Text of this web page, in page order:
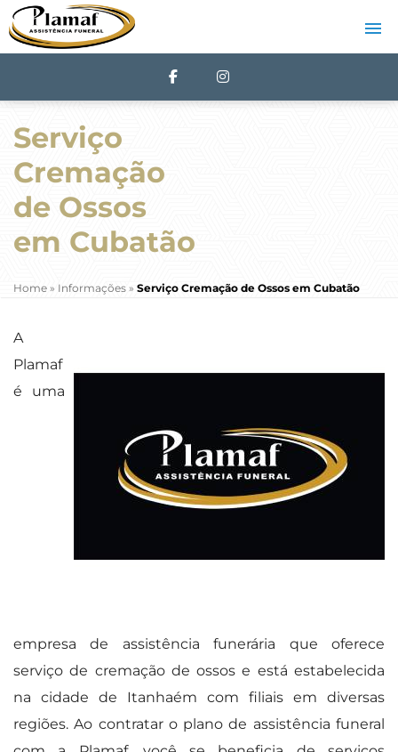
Serviço
Cremação
de Ossos
em Cubatão
Home » Informações » Serviço Cremação de Ossos em Cubatão
A
Plamaf
é uma
empresa de assistência funerária que oferece
serviço de cremação de ossos e está estabelecida
na cidade de Itanhaém com filiais em diversas
regiões. Ao contratar o plano de assistência funeral